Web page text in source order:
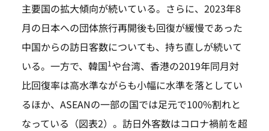
主要国の拡大傾向が続いている。さらに、2023年8
月の日本への団体旅行再開後も回復が緩慢であった
中国からの訪日客数についても、持ち直しが続いて
いる。一方で、韓国1や台湾、香港の2019年同月対
比回復率は高水準ながらも小幅に水準を落としてい
るほか、ASEANの一部の国では足元で100%割れと
なっている（図表2）。訪日外客数はコロナ禍前を超